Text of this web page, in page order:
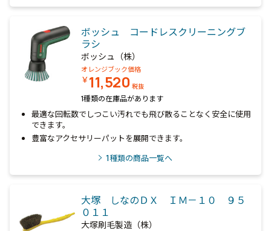
ボッシュ コードレスクリーニングブ
ラシ
ボッシュ（株）
オレンジブック価格
￥11,520 税抜
1種類の在庫品があります
最適な回転数でしつこい汚れでも飛び散ることなく安全に使用
できます。
豊富なアクセサリーパットを展開できます。
1種類の商品一覧へ
大塚 しなのＤＸ ＩＭ－１０ ９５
０１１
大塚刷毛製造（株）